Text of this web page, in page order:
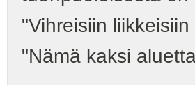
"Vihreisiin
"Nämä kaksi